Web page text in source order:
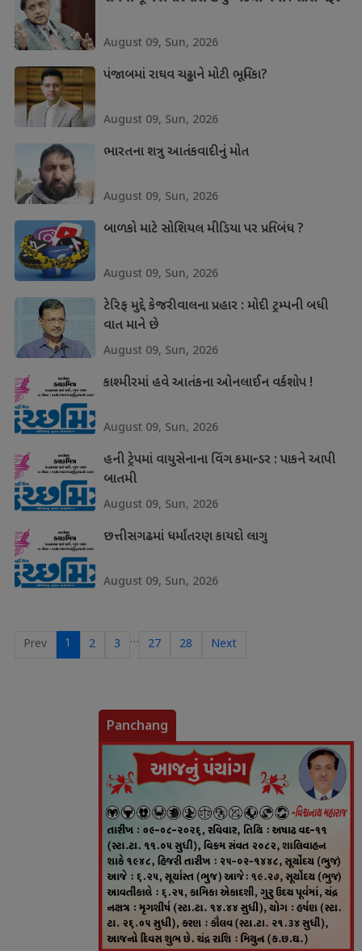
August 09, Sun, 2026
પંજાબમાં રાઘવ ચઢ્ઢાને મોટી ભૂમિકા?
August 09, Sun, 2026
ભારતના શત્રુ આતંકવાદીનું મોત
August 09, Sun, 2026
બાળકો માટે સોશિયલ મીડિયા પર પ્રતિબંધ ?
August 09, Sun, 2026
ટેરિફ મુદ્દે કેજરીવાલના પ્રહાર : મોદી ટ્રમ્પની બધી
વાત માને છે
August 09, Sun, 2026
કાશ્મીરમાં હવે આતંકના ઓનલાઈન વર્કશોપ !
August 09, Sun, 2026
હની ટ્રેપમાં વાયુસેનાના વિંગ કમાન્ડર : પાકને આપી
બાતમી
August 09, Sun, 2026
છત્તીસગઢમાં ધર્માંતરણ કાયદો લાગુ
August 09, Sun, 2026
Prev 1 2 3 … 27 28 Next
Panchang